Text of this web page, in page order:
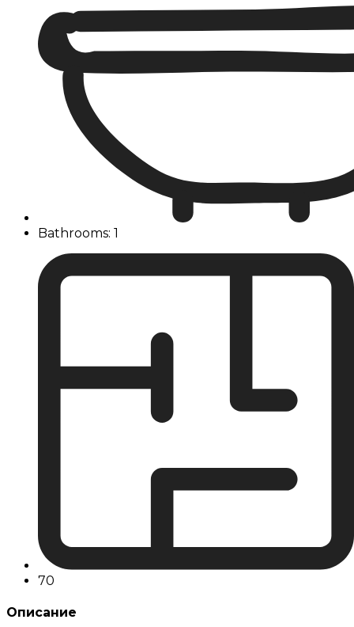
Bathrooms: 1
70
Описание